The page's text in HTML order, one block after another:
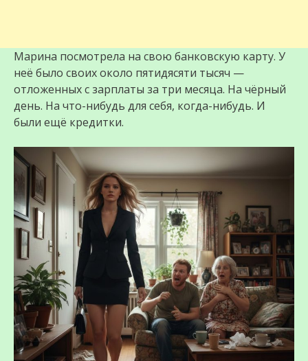
Марина посмотрела на свою банковскую карту. У
неё было своих около пятидясяти тысяч —
отложенных с зарплаты за три месяца. На чёрный
день. На что-нибудь для себя, когда-нибудь. И
были ещё кредитки.